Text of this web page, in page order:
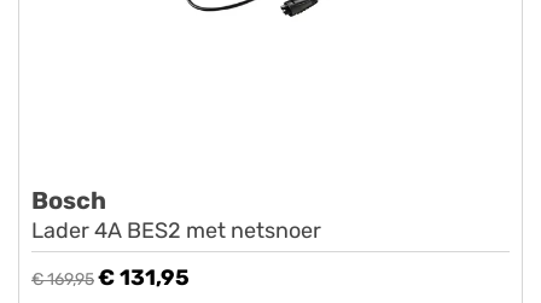
Bosch
Lader 4A BES2 met netsnoer
€ 169,95€ 131,95